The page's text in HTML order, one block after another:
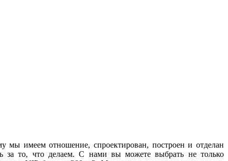
мы имеем отношение, спроектирован, построен и отделан
за то, что делаем. С нами вы можете выбрать не только